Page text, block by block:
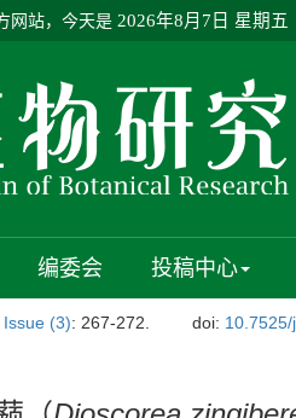
网站，今天是 2026年8月7日 星期五
编委会 投稿中心
Issue (3): 267-272. doi: